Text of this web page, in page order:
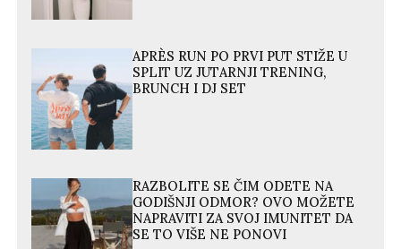
APRÈS RUN PO PRVI PUT STIŽE U
SPLIT UZ JUTARNJI TRENING,
BRUNCH I DJ SET
RAZBOLITE SE ČIM ODETE NA
GODIŠNJI ODMOR? OVO MOŽETE
NAPRAVITI ZA SVOJ IMUNITET DA
SE TO VIŠE NE PONOVI